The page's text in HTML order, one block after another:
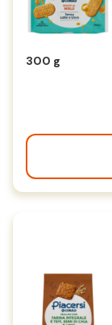
300 g